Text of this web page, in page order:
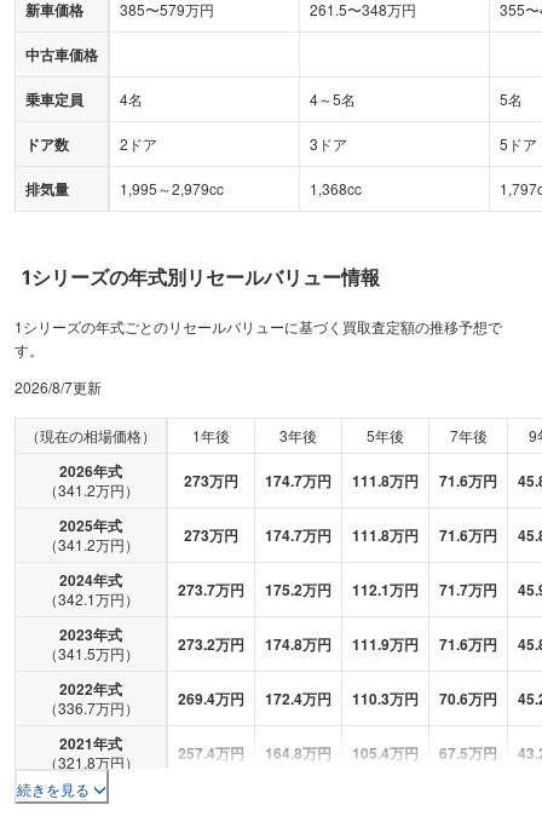
新車価格 385〜579万円 261.5〜348万円 355〜
中古車価格
乗車定員 4名 4～5名 5名
ドア数 2ドア 3ドア 5ドア
排気量 1,995～2,979cc 1,368cc
1シリーズの年式別リセールバリュー情報
1シリーズの年式ごとのリセールバリューに基づく買取査定額の推移予想で
す。
2026/8/7更新
（現在の相場価格） 1年後 3年後 5年後 7年後 9
2026年式
（341.2万円） 273万円 174.7万円 111.8万円 71.6万円
2025年式
（341.2万円） 273万円 174.7万円 111.8万円 71.6万円
2024年式
（342.1万円） 273.7万円 175.2万円 112.1万円 71.7万円
2023年式
（341.5万円） 273.2万円 174.8万円 111.9万円 71.6万円
2022年式
（336.7万円） 269.4万円 172.4万円 110.3万円 70.6万円
2021年式
（321.8万円） 257.4万円 164.8万円 105.4万円 67.5万円
2020年式
続きを見る